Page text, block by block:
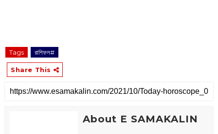
Tags রাশিফল#
Share This
About E SAMAKALIN